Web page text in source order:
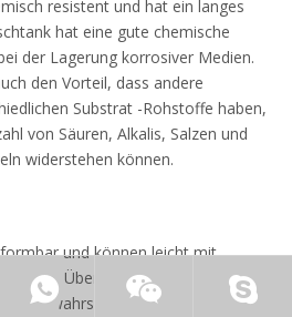
resistent und hat ein langes
hat eine gute chemische
der Lagerung korrosiver Medien.
den Vorteil, dass andere
Substrat -Rohstoffe haben,
von Säuren, Alkalis, Salzen und
widerstehen können.
und können leicht mit
dem Überlauf oben oder unten
wahrscheinlich, dass sie bei
+86 15005619161